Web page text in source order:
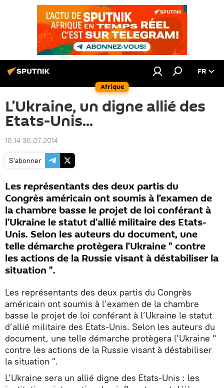
Afrique
FR
L’Ukraine, un digne allié des
Etats-Unis...
10:14 30.07.2014
S'abonner
Les représentants des deux partis du
Congrès américain ont soumis à l’examen de
la chambre basse le projet de loi conférant à
l’Ukraine le statut d’allié militaire des Etats-
Unis. Selon les auteurs du document, une
telle démarche protègera l’Ukraine " contre
les actions de la Russie visant à déstabiliser la
situation ".
Les représentants des deux partis du Congrès
américain ont soumis à l’examen de la chambre
basse le projet de loi conférant à l’Ukraine le statut
d’allié militaire des Etats-Unis. Selon les auteurs du
document, une telle démarche protègera l’Ukraine "
contre les actions de la Russie visant à déstabiliser
la situation ".
L’Ukraine sera un allié digne des Etats-Unis : les